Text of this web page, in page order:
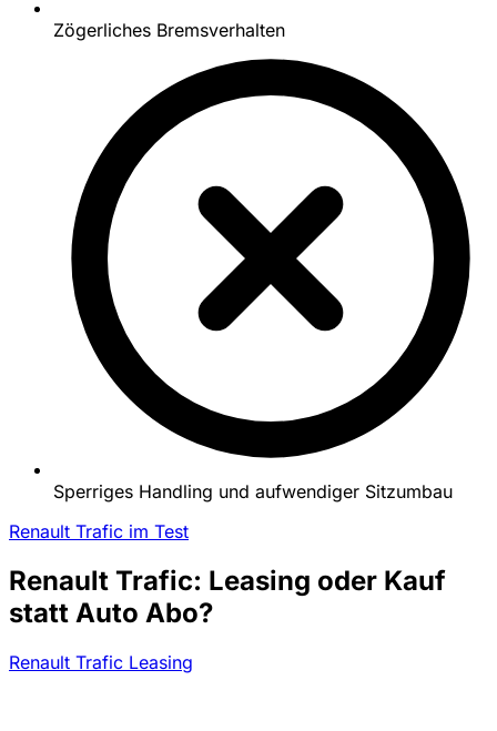
Zögerliches Bremsverhalten
Sperriges Handling und aufwendiger Sitzumbau
Renault Trafic im Test
Renault Trafic: Leasing oder Kauf
statt Auto Abo?
Renault Trafic Leasing